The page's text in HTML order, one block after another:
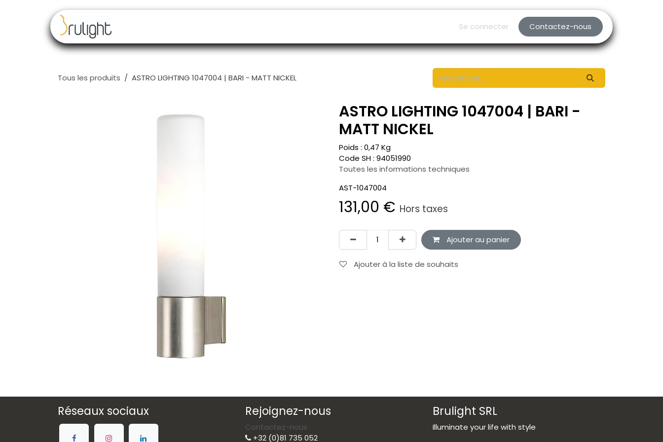
Se connecter Contactez-nous
Tous les produits ASTRO LIGHTING 1047004 | BARI - MATT NICKEL
ASTRO LIGHTING 1047004 | BARI -
MATT NICKEL
Poids : 0,47 Kg
Code SH : 94051990
Toutes les informations techniques
AST-1047004
131,00 € Hors taxes
Ajouter au panier
Ajouter à la liste de souhaits
Réseaux sociaux Rejoignez-nous
Contactez-nous
+32 (0)81 735 052
Brulight SRL
Illuminate your life with style